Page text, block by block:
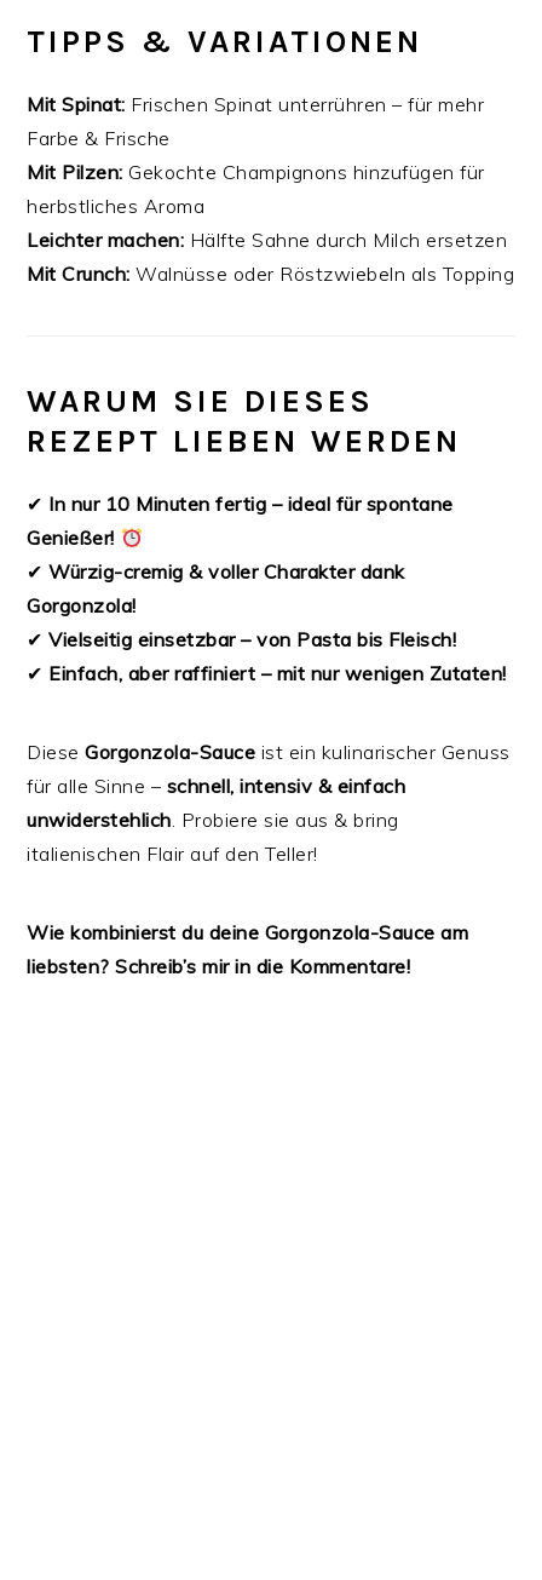
TIPPS & VARIATIONEN
Mit Spinat: Frischen Spinat unterrühren – für mehr
Farbe & Frische
Mit Pilzen: Gekochte Champignons hinzufügen für
herbstliches Aroma
Leichter machen: Hälfte Sahne durch Milch ersetzen
Mit Crunch: Walnüsse oder Röstzwiebeln als Topping
WARUM SIE DIESES
REZEPT LIEBEN WERDEN
✔ In nur 10 Minuten fertig – ideal für spontane
Genießer!
✔Würzig-cremig & voller Charakter dank
Gorgonzola!
✔Vielseitig einsetzbar – von Pasta bis Fleisch!
✔ Einfach, aber raffiniert – mit nur wenigen Zutaten!
DieseGorgonzola-Sauce ist ein kulinarischer Genuss
für alle Sinne – schnell, intensiv & einfach
unwiderstehlich. Probiere sie aus & bring
italienischen Flair auf den Teller!
Wie kombinierst du deine Gorgonzola-Sauce am
liebsten? Schreib’s mir in die Kommentare!